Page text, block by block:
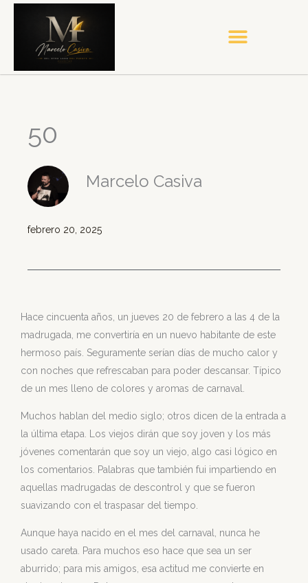
contenido
50
Marcelo Casiva
febrero 20, 2025
Hace cincuenta años, un jueves 20 de febrero a las 4 de la
madrugada, me convertiría en un nuevo habitante de este
hermoso país. Seguramente serían días de mucho calor y
con noches que refrescaban para poder descansar. Típico
de un mes lleno de colores y aromas de carnaval.
Muchos hablan del medio siglo; otros dicen de la entrada a
la última etapa. Los viejos dirán que soy joven y los más
jóvenes comentarán que soy un viejo, algo casi lógico en
los comentarios. Palabras que también fui impartiendo en
aquellas madrugadas de descontrol y que se fueron
suavizando con el traspasar del tiempo.
Aunque haya nacido en el mes del carnaval, nunca he
usado careta. Para muchos eso hace que sea un ser
aburrido; para mis amigos, esa actitud me convierte en